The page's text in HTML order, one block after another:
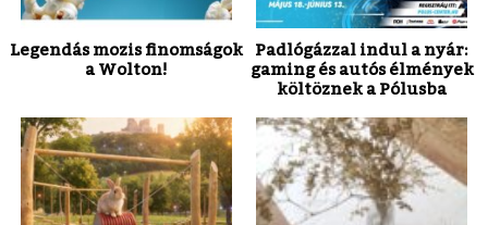
Legendás mozis finomságok
a Wolton!
Padlógázzal indul a nyár:
gaming és autós élmények
költöznek a Pólusba